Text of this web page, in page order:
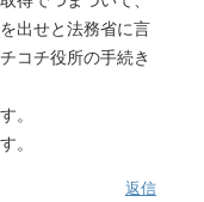
出せと法務省に言
コチ役所の手続き
。
。
返信